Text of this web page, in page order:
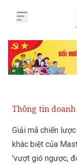
Thông tin
Giải mã chiến lược
khác biệt của
'vượt gió ngược,